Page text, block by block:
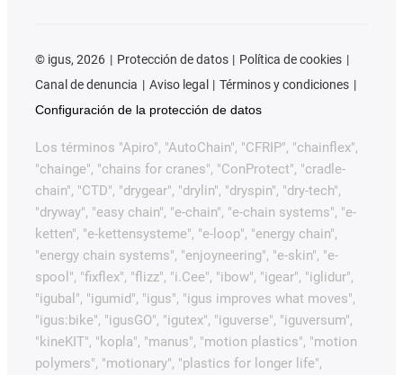
© igus, 2026 Protección de datos
Política de cookies
Canal de denuncia
Aviso legal
Términos y condiciones
Configuración de la protección de datos
Los términos "Apiro", "AutoChain", "CFRIP", "chainflex",
"chainge", "chains for cranes", "ConProtect", "cradle-
chain", "CTD", "drygear", "drylin", "dryspin", "dry-tech",
"dryway", "easy chain", "e-chain", "e-chain systems", "e-
ketten", "e-kettensysteme", "e-loop", "energy chain",
"energy chain systems", "enjoyneering", "e-skin", "e-
spool", "fixflex", "flizz", "i.Cee", "ibow", "igear", "iglidur",
"igubal", "igumid", "igus", "igus improves what moves",
"igus:bike", "igusGO", "igutex", "iguverse", "iguversum",
"kineKIT", "kopla", "manus", "motion plastics", "motion
polymers", "motionary", "plastics for longer life",